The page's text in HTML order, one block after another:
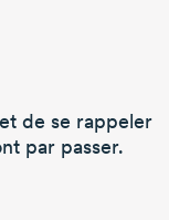
et de se rappeler
par passer.